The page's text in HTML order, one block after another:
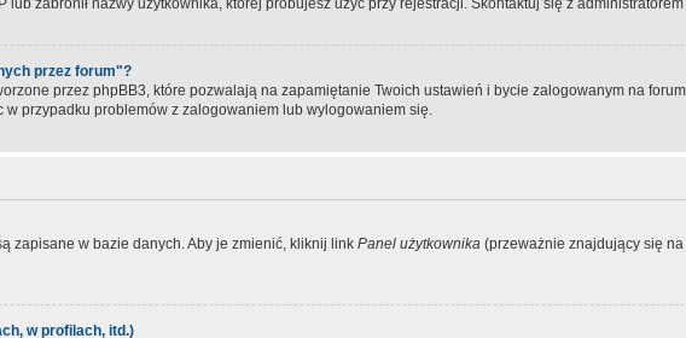
lub zabronił nazwy użytkownika, której próbujesz użyć przy rejestracji. Skontaktuj się z
przez forum"?
przez phpBB3, które pozwalają na zapamiętanie Twoich ustawień i bycie zalogowanym na
przypadku problemów z zalogowaniem lub wylogowaniem się.
zapisane w bazie danych. Aby je zmienić, kliknij link Panel użytkownika (przeważnie znajdujący się
w profilach, itd.)